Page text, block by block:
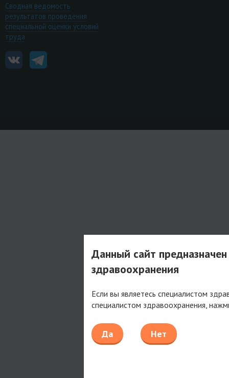
Сводная ведомость
результатов проведения
специальной оценки условий
труда
Данный сайт
здравоохранения
Если вы являетесь специалистом
специалистом здравоохранения,
Да Нет